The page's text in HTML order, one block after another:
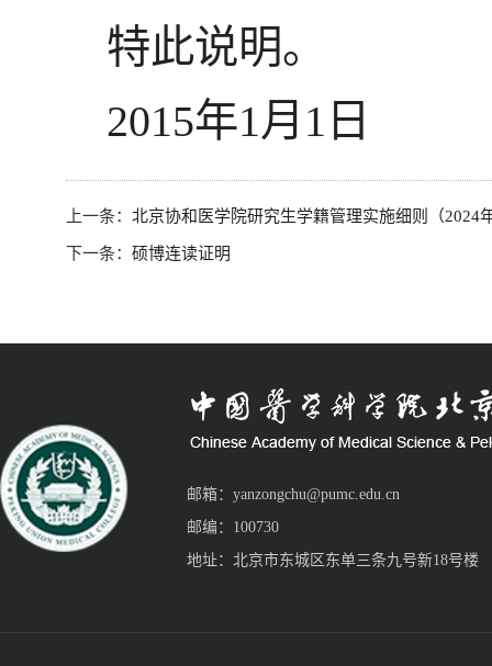
特此说明。
2015年1月1日
上一条： 北京协和医学院研究生学籍管理实施细则（2024
下一条： 硕博连读证明
邮箱：yanzongchu@pumc.edu.cn
邮编：100730
地址：北京市东城区东单三条九号新18号楼